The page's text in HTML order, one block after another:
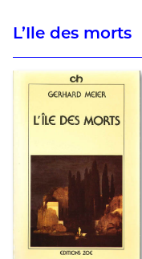
L’Ile des morts